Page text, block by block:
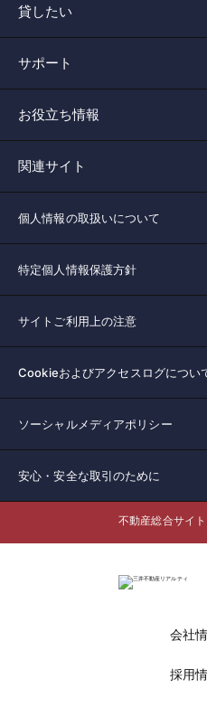
貸したい
サポート
お役立ち情報
関連サイト
個人情報の取扱いについて
特定個人情報保護方針
サイトご利用上の注意
Cookieおよびアクセスログについ
ソーシャルメディアポリシー
安心・安全な取引のために
不動産総合サイ
会社
採用